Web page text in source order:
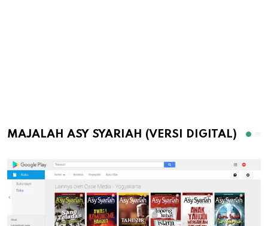
MAJALAH ASY SYARIAH (VERSI DIGITAL)